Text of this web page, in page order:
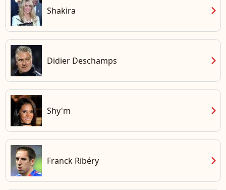
Shakira chevron_right
Didier Deschamps chevron_right
Shy'm chevron_right
Franck Ribéry chevron_right